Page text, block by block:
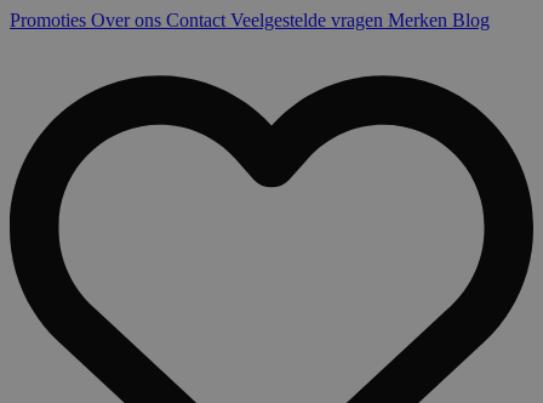
Promoties Over ons Contact Veelgestelde vragen Merken Blog